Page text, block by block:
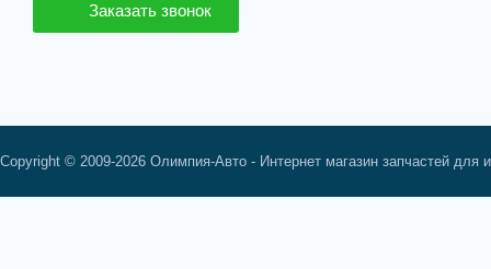
Заказать звонок
Copyright © 2009-2026 Олимпия-Авто - Интернет магазин запчастей для